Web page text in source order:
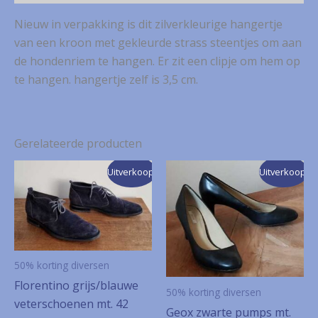
Nieuw in verpakking is dit zilverkleurige hangertje
van een kroon met gekleurde strass steentjes om aan
de hondenriem te hangen. Er zit een clipje om hem op
te hangen. hangertje zelf is 3,5 cm.
Gerelateerde producten
Uitverkoop!
50% korting diversen
Florentino grijs/blauwe
veterschoenen mt. 42
Uitverkoop!
50% korting diversen
Geox zwarte pumps mt.